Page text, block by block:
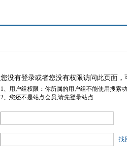
您没有登录或者您没有权限访问此页面
1、用户组权限：你所属的用户组不能使用搜索
2、您还不是站点会员,请先登录站点
找